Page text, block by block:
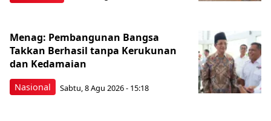
Nasional
Menag: Pembangunan Bangsa
Takkan Berhasil tanpa Kerukunan
dan Kedamaian
Sabtu, 8 Agu 2026 - 15:18